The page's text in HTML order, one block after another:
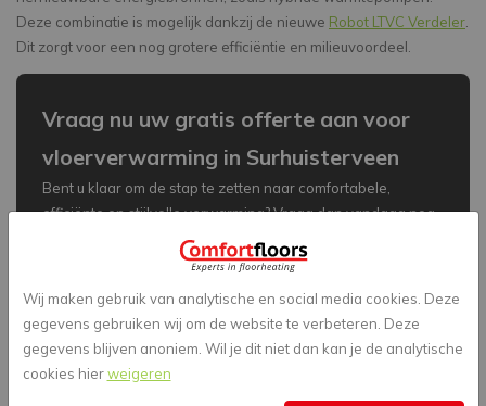
Deze combinatie is mogelijk dankzij de nieuwe Robot LTVC Verdeler
Dit zorgt voor een nog grotere efficiëntie en milieuvoordeel.
Vraag nu uw gratis offerte aan voor
vloerverwarming in Surhuisterveen
Bent u klaar om de stap te zetten naar comfortabele,
efficiënte en stijlvolle verwarming? Vraag dan vandaag nog
uw offerte aan en ervaar zelf de vele voordelen van
vloerverwarming door ComfortFloors.
Laat ComfortFloors u helpen om de stap te zetten naar een
warmere, comfortabelere en energiezuinigere toekomst!
Offerte aanvragen
Wij maken gebruik van analytische en social media cookies. Deze
gegevens gebruiken wij om de website te verbeteren. Deze
gegevens blijven anoniem. Wil je dit niet dan kan je de analytische
cookies hierweigeren